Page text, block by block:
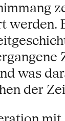
werden.
was
der